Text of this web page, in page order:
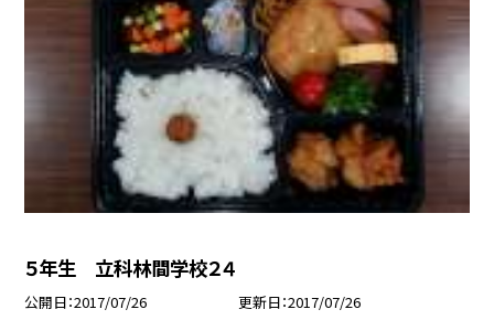
５年生 立科林間学校２４
公開日 2017/07/26 更新日 2017/07/26